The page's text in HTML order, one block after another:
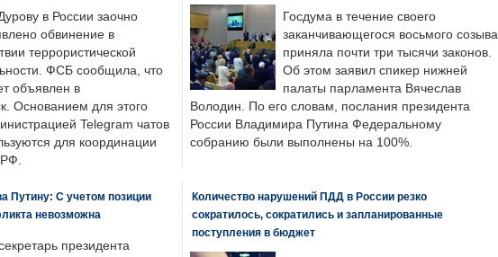
в России заочно
обвинение в
террористической
ФСБ сообщила, что
объявлен в
Основанием для этого
Telegram чатов
для координации
Госдума в течение своего
заканчивающегося восьмого созыва
приняла почти три тысячи законов.
Об этом заявил спикер нижней
палаты парламента Вячеслав
Володин. По его словам, послания президента
России Владимира Путина Федеральному
собранию были выполнены на 100%.
Путину: С учетом позиции
невозможна
президента
Количество нарушений ПДД в России резко
сократилось, сократились и запланированные
поступления в бюджет